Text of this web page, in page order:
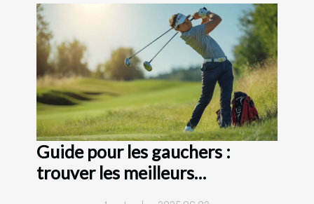
Guide pour les gauchers :
trouver les meilleurs